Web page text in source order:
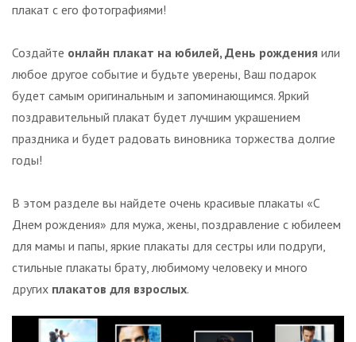
плакат с его фотографиями!
Создайте онлайн плакат на юбилей, День рождения или
любое другое событие и будьте уверены, Ваш подарок
будет самым оригинальным и запоминающимся. Яркий
поздравительный плакат будет лучшим украшением
праздника и будет радовать виновника торжества долгие
годы!
В этом разделе вы найдете очень красивые плакаты «С
Днем рождения» для мужа, жены, поздравление с юбилеем
для мамы и папы, яркие плакаты для сестры или подруги,
стильные плакаты брату, любимому человеку и много
других плакатов для взрослых.